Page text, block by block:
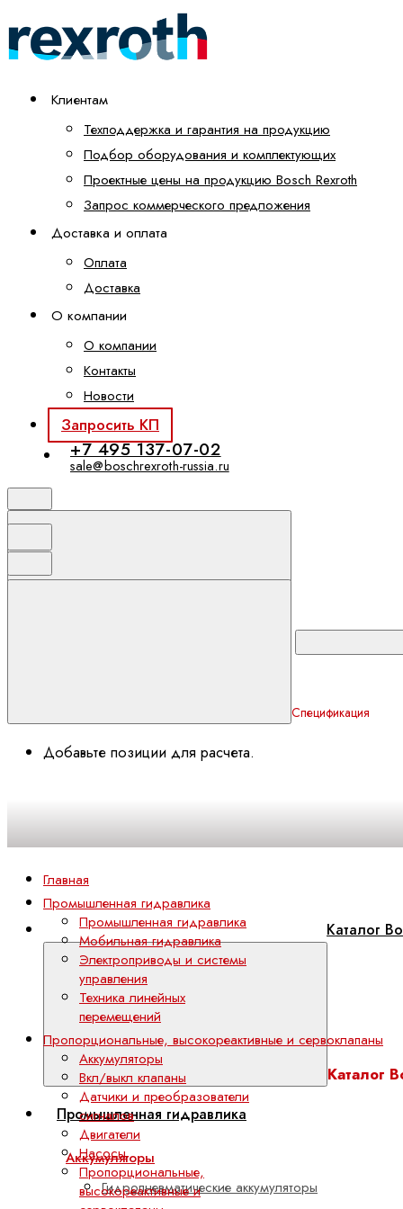
Клиентам
Техподдержка и гарантия на продукцию
Подбор оборудования и комплектующих
Проектные цены на продукцию Bosch Rexroth
Запрос коммерческого предложения
Доставка и оплата
Оплата
Доставка
О компании
О компании
Контакты
Новости
Запросить КП
+7 495 137-07-02
sale@boschrexroth-russia.ru
Спецификация
Добавьте позиции для расчета.
Каталог
Каталог
Промышленная гидравлика
Аккумуляторы
Гидропневматические аккумуляторы
Главная
Промышленная гидравлика
Промышленная гидравлика
Мобильная гидравлика
Электроприводы и системы
управления
Техника линейных
перемещений
Пропорциональные, высокореактивные и сервоклапаны
Аккумуляторы
Вкл/выкл клапаны
Датчики и преобразователи
сигналов
Двигатели
Насосы
Пропорциональные,
высокореактивные и